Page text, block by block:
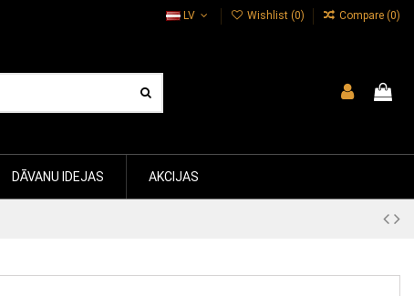
LV Wishlist (0) Compare (0)
DĀVANU IDEJAS AKCIJAS